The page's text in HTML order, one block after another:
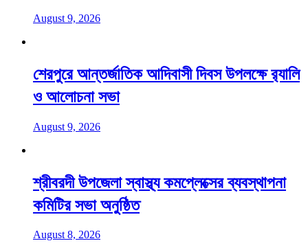
August 9, 2026
শেরপুরে আন্তর্জাতিক আদিবাসী দিবস উপলক্ষে র‌্যালি
ও আলোচনা সভা
August 9, 2026
শ্রীবরদী উপজেলা স্বাস্থ্য কমপ্লেক্সের ব্যবস্থাপনা
কমিটির সভা অনুষ্ঠিত
August 8, 2026